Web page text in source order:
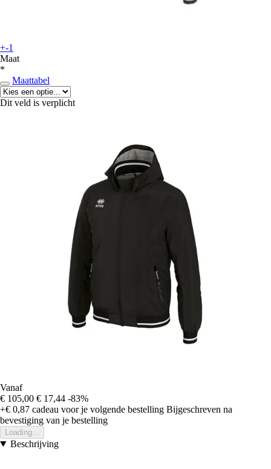
+-1
Maat
*
Maattabel
Dit veld is verplicht
Vanaf
€ 105,00 € 17,44 -83%
+€ 0,87 cadeau voor je volgende bestelling Bijgeschreven na
bevestiging van je bestelling
Loading...
Beschrijving